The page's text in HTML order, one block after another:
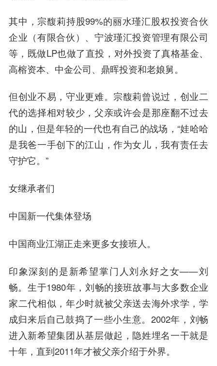
其中，宗馥莉持股99%的丽水瑾汇股权投资合伙
企业（有限合伙）、宁波瑾汇投资管理有限公司
等，既做LP也做了直投，对外投资了真格基金、
高榕资本、中金公司、鼎晖投资和老娘舅。
但创业不易，守业更难。宗馥莉曾说过，创业二
代的选择相对较少，父亲或许会是那座翻不过去
的山，但是年轻的一代也有自己的战场，“娃哈哈
是我爸一手创下的江山，作为女儿，我有责任去
守护它。”
女继承者们
中国新一代集体登场
中国商业江湖正走来更多女接班人。
印象深刻的是新希望掌门人刘永好之女——刘
畅。生于1980年，刘畅的接班故事与大多数企业
家二代相似，年少时就被父亲送去海外求学，学
成归来后自己鼓捣了一些小生意。2002年，刘畅
进入新希望集团从基层做起，隐姓埋名一干就是
十年，直到2011年才被父亲介绍于外界。